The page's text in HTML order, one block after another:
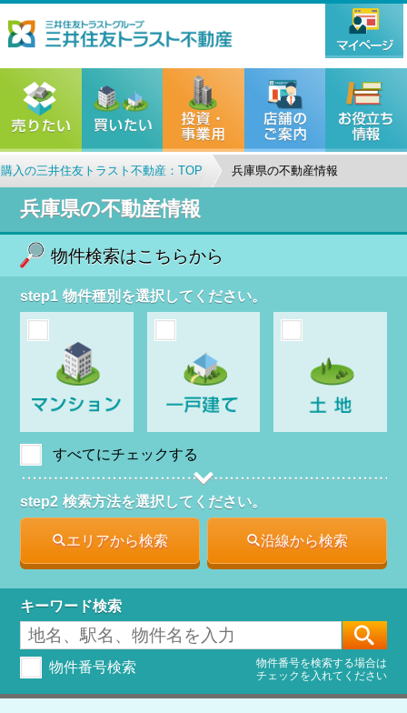
入の三井住友トラスト不動産：TOP 兵庫県の不動産情報
兵庫県の不動産情報
物件検索はこちらから
step1 物件種別を選択してください。
すべてにチェックする
step2 検索方法を選択してください。
エリアから検索 沿線から検索
キーワード検索
[
物件番号検索
物件番号を検索する場合は
チェックを入れてください